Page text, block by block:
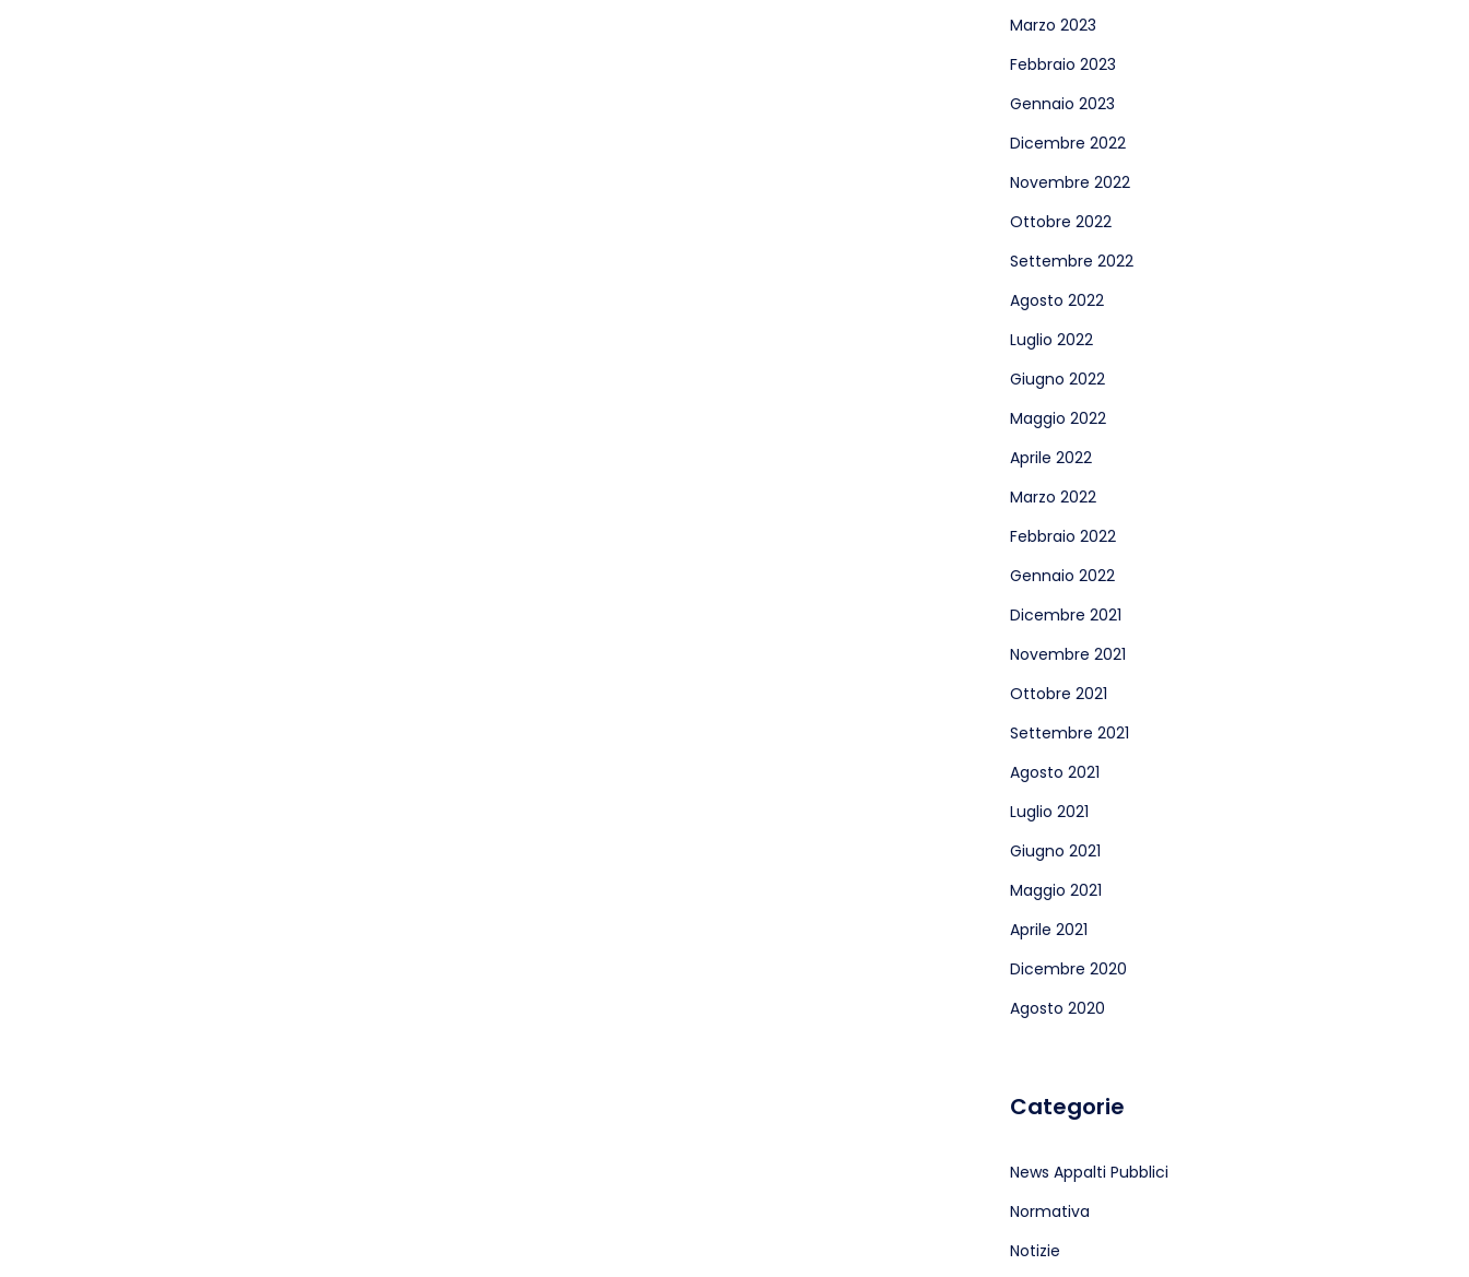
Marzo 2023
Febbraio 2023
Gennaio 2023
Dicembre 2022
Novembre 2022
Ottobre 2022
Settembre 2022
Agosto 2022
Luglio 2022
Giugno 2022
Maggio 2022
Aprile 2022
Marzo 2022
Febbraio 2022
Gennaio 2022
Dicembre 2021
Novembre 2021
Ottobre 2021
Settembre 2021
Agosto 2021
Luglio 2021
Giugno 2021
Maggio 2021
Aprile 2021
Dicembre 2020
Agosto 2020
Categorie
News Appalti Pubblici
Normativa
Notizie